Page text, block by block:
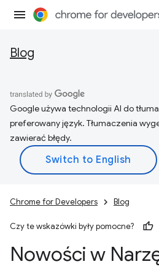
Blog
Google używa technologii AI do
preferowany język. Tłumaczenia
zawierać błędy.
Chrome for Developers Blog
Czy te wskazówki były pomocne?
Nowości w